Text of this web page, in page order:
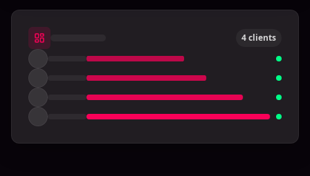
4 clients